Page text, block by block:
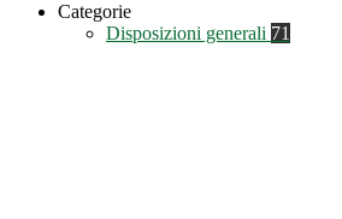
Categorie
Disposizioni generali 71